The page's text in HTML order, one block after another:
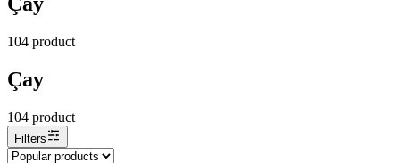
104 product
Çay
104 product
Filters